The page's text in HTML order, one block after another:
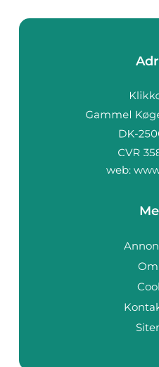
web:
Om
På vores website
indstillinger, statistik og
fortsat brug af websiden